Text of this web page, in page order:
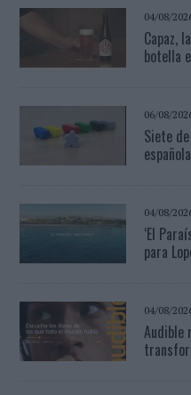
04/08/
Capaz,
botella
06/08/
Siete
04/08/
‘El
para
04/08/
Audible